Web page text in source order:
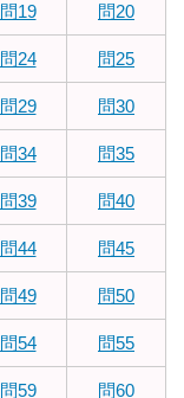
問19 問20
問24 問25
問29 問30
問34 問35
問39 問40
問44 問45
問49 問50
問54 問55
問59 問60